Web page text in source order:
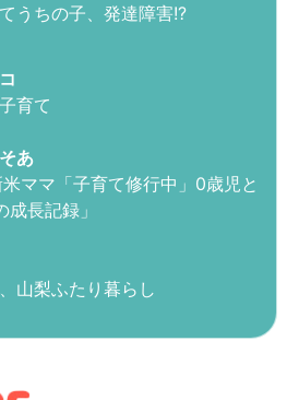
うちの子、発達障害!?
育て
あ
ママ「子育て修行中」0歳児と
長記録」
山梨ふたり暮らし